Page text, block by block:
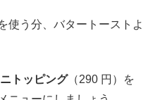
使う分、バタートーストよ
トッピング（290 円）を